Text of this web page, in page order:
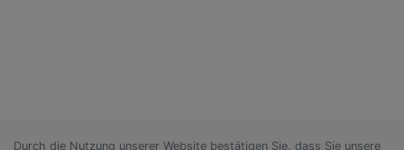
Durch die Nutzung unserer Website bestätigen Sie, dass Sie unsere